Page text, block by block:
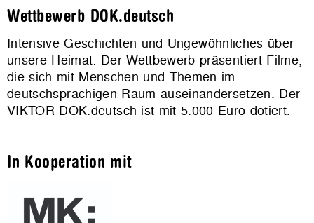
Wettbewerb DOK.deutsch
Intensive Geschichten und Ungewöhnliches über
unsere Heimat: Der Wettbewerb präsentiert Filme,
die sich mit Menschen und Themen im
deutschsprachigen Raum auseinandersetzen. Der
VIKTOR DOK.deutsch ist mit 5.000 Euro dotiert.
In Kooperation mit